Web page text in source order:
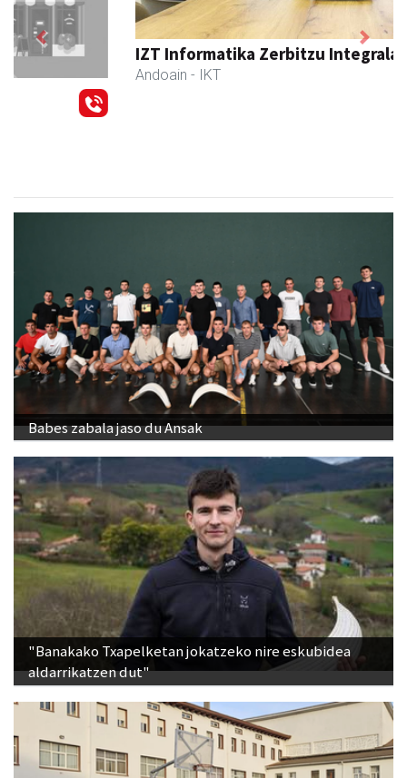
IZT Informatika Zerbitzu Integrala
Andoain - IKT
Previous Next
Babes zabala jaso du Ansak
"Banakako Txapelketan jokatzeko nire eskubidea
aldarrikatzen dut"